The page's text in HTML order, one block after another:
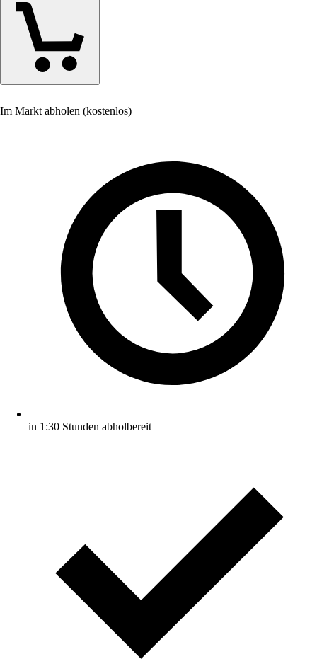
Im Markt abholen (kostenlos)
in 1:30 Stunden abholbereit